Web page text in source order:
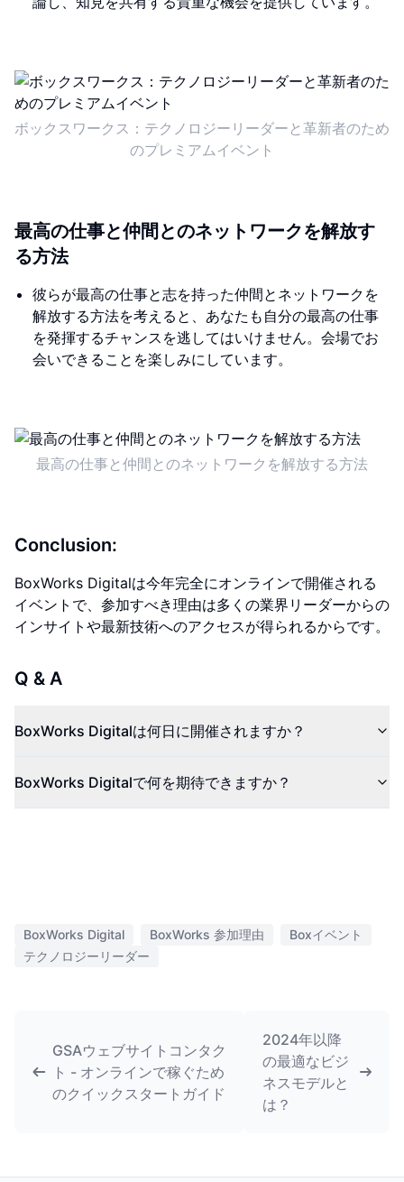
ボックスワークス：テクノロジーリーダーと革新者のため
のプレミアムイベント
最高の仕事と仲間とのネットワークを解放す
る方法
彼らが最高の仕事と志を持った仲間とネットワークを
解放する方法を考えると、あなたも自分の最高の仕事
を発揮するチャンスを逃してはいけません。会場でお
会いできることを楽しみにしています。
最高の仕事と仲間とのネットワークを解放する方法
Conclusion:
BoxWorks Digitalは今年完全にオンラインで開催される
イベントで、参加すべき理由は多くの業界リーダーからの
インサイトや最新技術へのアクセスが得られるからです。
Q & A
BoxWorks Digitalは何日に開催されますか？
BoxWorks Digitalで何を期待できますか？
BoxWorks Digital BoxWorks 参加理由
Boxイベント
テクノロジーリーダー
GSAウェブサイトコンタク
ト - オンラインで稼ぐため
のクイックスタートガイド
2024年以降
の最適なビジ
ネスモデルと
は？